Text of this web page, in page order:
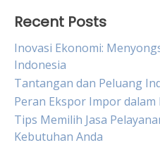
Recent Posts
Inovasi Ekonomi:
Indonesia
Tantangan dan Peluang
Peran Ekspor Impor
Tips Memilih Jasa
Kebutuhan Anda